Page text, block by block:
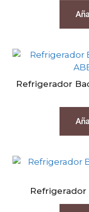
Refrigerador
Refrigerador